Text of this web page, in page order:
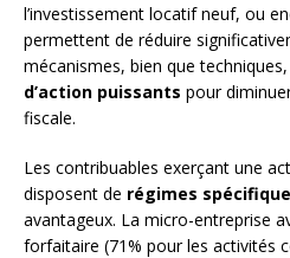
l’investissement locatif neuf, ou
permettent de réduire
mécanismes, bien que
d’action puissants pour
fiscale.
Les contribuables exerçant une
disposent de régimes
avantageux. La micro-entreprise
forfaitaire (71% pour les activités